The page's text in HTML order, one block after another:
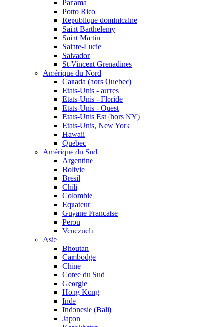
Panama
Porto Rico
Republique dominicaine
Saint Barthelemy
Saint Martin
Sainte-Lucie
Salvador
St-Vincent Grenadines
Amérique du Nord
Canada (hors Quebec)
Etats-Unis - autres
Etats-Unis - Floride
Etats-Unis - Ouest
Etats-Unis Est (hors NY)
Etats-Unis, New York
Hawaii
Quebec
Amérique du Sud
Argentine
Bolivie
Bresil
Chili
Colombie
Equateur
Guyane Francaise
Perou
Venezuela
Asie
Bhoutan
Cambodge
Chine
Coree du Sud
Georgie
Hong Kong
Inde
Indonesie (Bali)
Japon